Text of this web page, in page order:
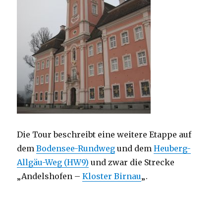
Die Tour beschreibt eine weitere Etappe auf
demBodensee-Rundweg und demHeuberg-
Allgäu-Weg (HW9) und zwar die Strecke
„Andelshofen –Kloster Birnau„.